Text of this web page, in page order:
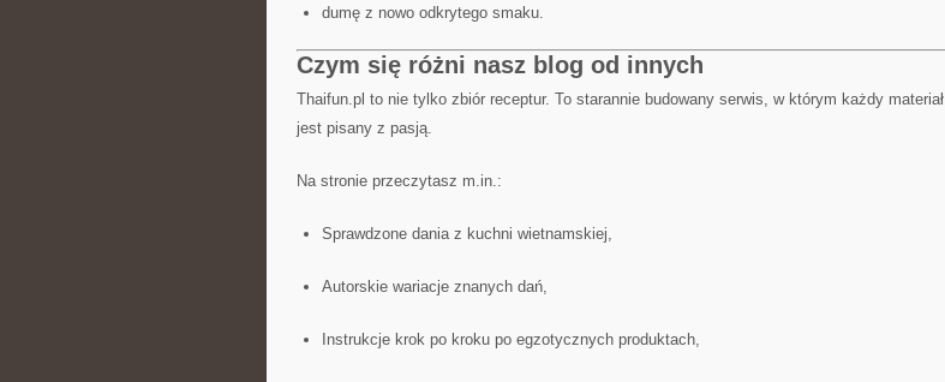
dumę z nowo odkrytego smaku.
Czym się różni nasz blog od innych
Thaifun.pl to nie tylko zbiór receptur. To starannie budowany serwis, w którym każdy materiał
jest pisany z pasją.
Na stronie przeczytasz m.in.:
Sprawdzone dania z kuchni wietnamskiej,
Autorskie wariacje znanych dań,
Instrukcje krok po kroku po egzotycznych produktach,